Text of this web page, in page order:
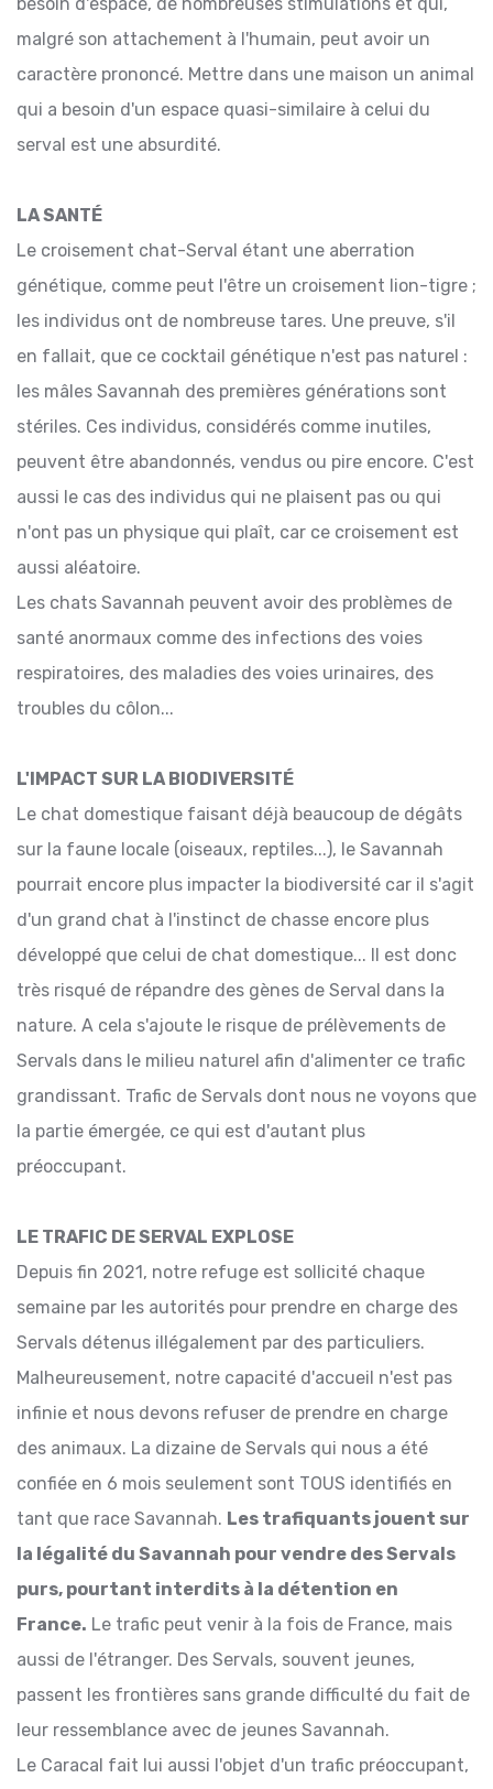
malgré son attachement à l'humain, peut avoir un
caractère prononcé. Mettre dans une maison un animal
qui a besoin d'un espace quasi-similaire à celui du
serval est une absurdité.
LA SANTÉ
Le croisement chat-Serval étant une aberration
génétique, comme peut l'être un croisement lion-tigre ;
les individus ont de nombreuse tares. Une preuve, s'il
en fallait, que ce cocktail génétique n'est pas naturel :
les mâles Savannah des premières générations sont
stériles. Ces individus, considérés comme inutiles,
peuvent être abandonnés, vendus ou pire encore. C'est
aussi le cas des individus qui ne plaisent pas ou qui
n'ont pas un physique qui plaît, car ce croisement est
aussi aléatoire.
Les chats Savannah peuvent avoir des problèmes de
santé anormaux comme des infections des voies
respiratoires, des maladies des voies urinaires, des
troubles du côlon...
L'IMPACT SUR LA BIODIVERSITÉ
Le chat domestique faisant déjà beaucoup de dégâts
sur la faune locale (oiseaux, reptiles...), le Savannah
pourrait encore plus impacter la biodiversité car il s'agit
d'un grand chat à l'instinct de chasse encore plus
développé que celui de chat domestique... Il est donc
très risqué de répandre des gènes de Serval dans la
nature. A cela s'ajoute le risque de prélèvements de
Servals dans le milieu naturel afin d'alimenter ce trafic
grandissant. Trafic de Servals dont nous ne voyons que
la partie émergée, ce qui est d'autant plus
préoccupant.
LE TRAFIC DE SERVAL EXPLOSE
Depuis fin 2021, notre refuge est sollicité chaque
semaine par les autorités pour prendre en charge des
Servals détenus illégalement par des particuliers.
Malheureusement, notre capacité d'accueil n'est pas
infinie et nous devons refuser de prendre en charge
des animaux. La dizaine de Servals qui nous a été
confiée en 6 mois seulement sont TOUS identifiés en
tant que race Savannah. Les trafiquants jouent sur
la légalité du Savannah pour vendre des Servals
purs, pourtant interdits à la détention en
France. Le trafic peut venir à la fois de France, mais
aussi de l'étranger. Des Servals, souvent jeunes,
passent les frontières sans grande difficulté du fait de
leur ressemblance avec de jeunes Savannah.
Le Caracal fait lui aussi l'objet d'un trafic préoccupant,